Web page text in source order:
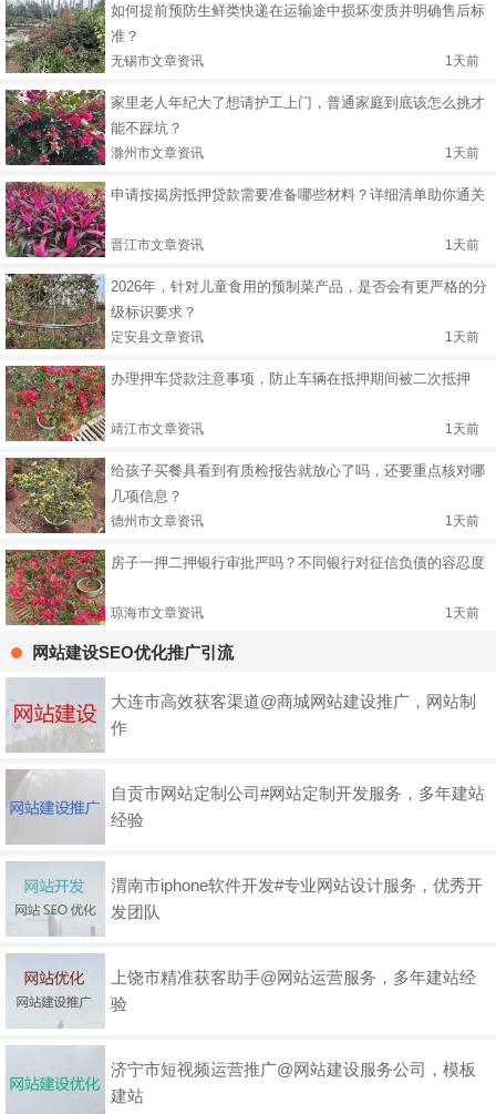
如何提前预防生鲜类快递在运输途中损坏变质并明确售后标
准？
无锡市文章资讯 1天前
家里老人年纪大了想请护工上门，普通家庭到底该怎么挑才
能不踩坑？
滁州市文章资讯 1天前
申请按揭房抵押贷款需要准备哪些材料？详细清单助你通关
晋江市文章资讯 1天前
2026年，针对儿童食用的预制菜产品，是否会有更严格的分
级标识要求？
定安县文章资讯 1天前
办理押车贷款注意事项，防止车辆在抵押期间被二次抵押
靖江市文章资讯 1天前
给孩子买餐具看到有质检报告就放心了吗，还要重点核对哪
几项信息？
德州市文章资讯 1天前
房子一押二押银行审批严吗？不同银行对征信负债的容忍度
琼海市文章资讯 1天前
网站建设SEO优化推广引流
大连市高效获客渠道@商城网站建设推广，网站制
作
自贡市网站定制公司#网站定制开发服务，多年建站
经验
渭南市iphone软件开发#专业网站设计服务，优秀开
发团队
上饶市精准获客助手@网站运营服务，多年建站经
验
济宁市短视频运营推广@网站建设服务公司，模板
建站